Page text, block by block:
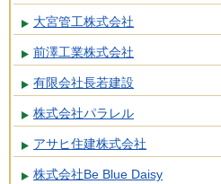
大宮管工株式会社
前澤工業株式会社
有限会社長若建設
株式会社パラレル
アサヒ住建株式会社
株式会社Be Blue Daisy